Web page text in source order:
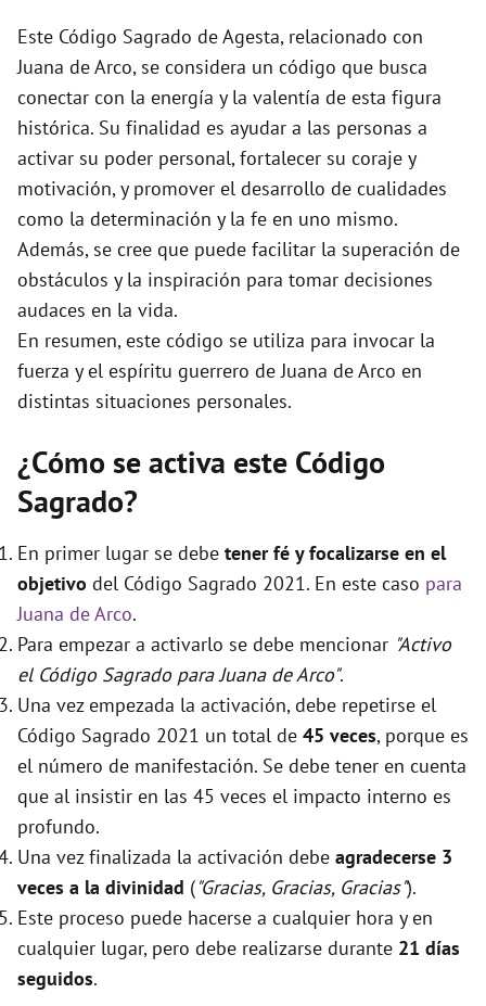
Este Código Sagrado de Agesta, relacionado con
Juana de Arco, se considera un código que busca
conectar con la energía y la valentía de esta figura
histórica. Su finalidad es ayudar a las personas a
activar su poder personal, fortalecer su coraje y
motivación, y promover el desarrollo de cualidades
como la determinación y la fe en uno mismo.
Además, se cree que puede facilitar la superación de
obstáculos y la inspiración para tomar decisiones
audaces en la vida.
En resumen, este código se utiliza para invocar la
fuerza y el espíritu guerrero de Juana de Arco en
distintas situaciones personales.
¿Cómo se activa este Código
Sagrado?
En primer lugar se debe tener fé y focalizarse en el
objetivo del Código Sagrado 2021. En este caso para
Juana de Arco.
Para empezar a activarlo se debe mencionar "Activo
el Código Sagrado para Juana de Arco".
Una vez empezada la activación, debe repetirse el
Código Sagrado 2021 un total de 45 veces, porque es
el número de manifestación. Se debe tener en cuenta
que al insistir en las 45 veces el impacto interno es
profundo.
Una vez finalizada la activación debe agradecerse 3
veces a la divinidad ("Gracias, Gracias, Gracias").
Este proceso puede hacerse a cualquier hora y en
cualquier lugar, pero debe realizarse durante 21 días
seguidos.